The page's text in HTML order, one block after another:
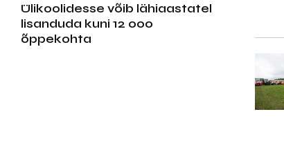
Ülikoolidesse võib lähiaastatel
lisanduda kuni 12 000
õppekohta